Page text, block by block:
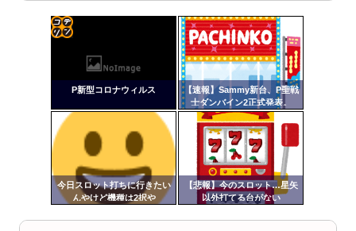
ますｗ」←これどうす...
【閲覧注意】俺が近くにいると機械が壊れるんだけどさ
【画像】ペプシコーラ社、「こういうのでいいんだよ」
な新商品を発売
Powered by livedoor 相互RSS
P新型コロナウィルス
【速報】Sammy新台、P聖戦
士ダンバイン2正式発表。
今日スロット打ちに行きたい
んやけど機種は2択や
【悲報】今のスロット…星矢
以外打てる台がない
定リ
ンク
更新
ツー